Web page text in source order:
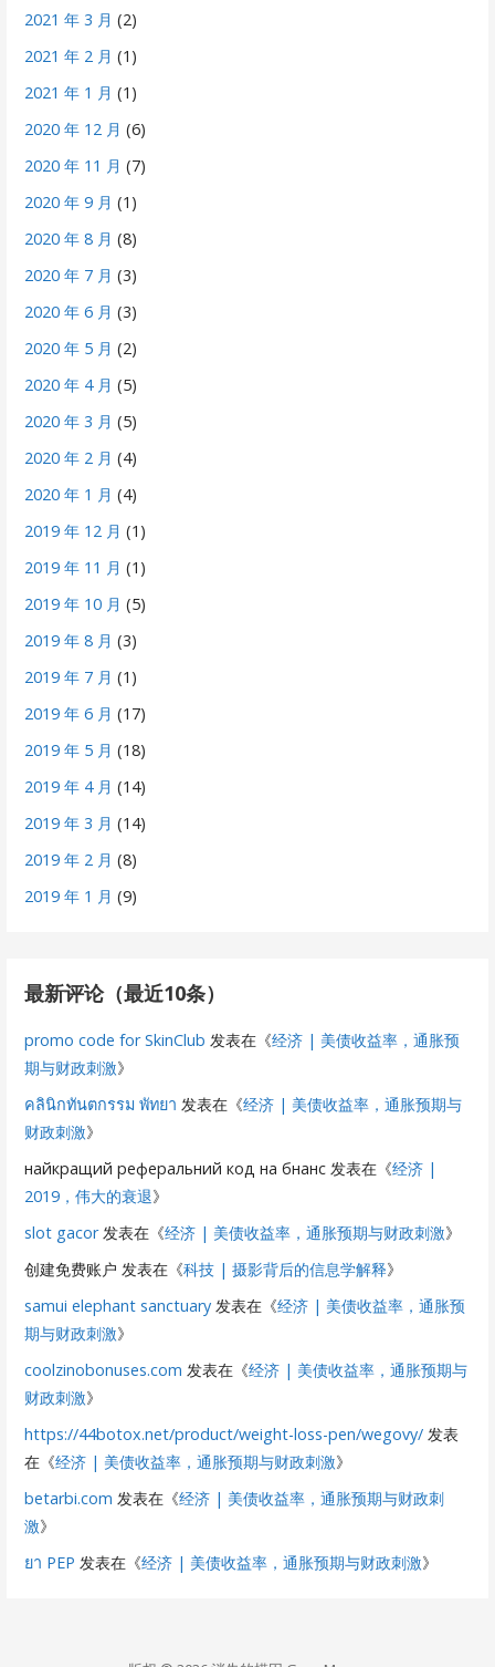
2021 年 3 月 (2)
2021 年 2 月 (1)
2021 年 1 月 (1)
2020 年 12 月 (6)
2020 年 11 月 (7)
2020 年 9 月 (1)
2020 年 8 月 (8)
2020 年 7 月 (3)
2020 年 6 月 (3)
2020 年 5 月 (2)
2020 年 4 月 (5)
2020 年 3 月 (5)
2020 年 2 月 (4)
2020 年 1 月 (4)
2019 年 12 月 (1)
2019 年 11 月 (1)
2019 年 10 月 (5)
2019 年 8 月 (3)
2019 年 7 月 (1)
2019 年 6 月 (17)
2019 年 5 月 (18)
2019 年 4 月 (14)
2019 年 3 月 (14)
2019 年 2 月 (8)
2019 年 1 月 (9)
最新评论（最近10条）
promo code for SkinClub 发表在《经济 | 美债收益率，通胀预
期与财政刺激》
คลินิกทันตกรรม พัทยา 发表在《经济 | 美债收益率，通胀预期与
财政刺激》
найкращий реферальний код на бнанс 发表在《经济 |
2019，伟大的衰退》
slot gacor发表在《经济 | 美债收益率，通胀预期与财政刺激》
创建免费账户 发表在《科技 | 摄影背后的信息学解释》
samui elephant sanctuary 发表在《经济 | 美债收益率，通胀预
期与财政刺激》
coolzinobonuses.com 发表在《经济 | 美债收益率，通胀预期与
财政刺激》
https://44botox.net/product/weight-loss-pen/wegovy/ 发表
在《经济 | 美债收益率，通胀预期与财政刺激》
betarbi.com 发表在《经济 | 美债收益率，通胀预期与财政刺
激》
ยา PEP 发表在《经济 | 美债收益率，通胀预期与财政刺激》